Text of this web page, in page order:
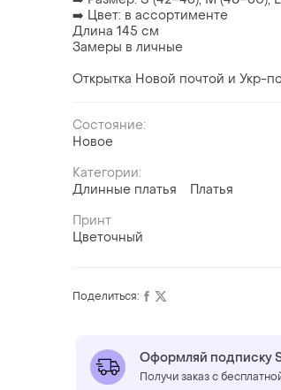
➡️ Цвет: в ассортименте
Длина 145 см
Замеры в личные
Открытка Новой почтой и Укр-
Состояние:
Новое
Категории:
Длинные платья
Платья
Принт
Цветочный
Поделиться:
Оформляй подписку
Получи заказ с